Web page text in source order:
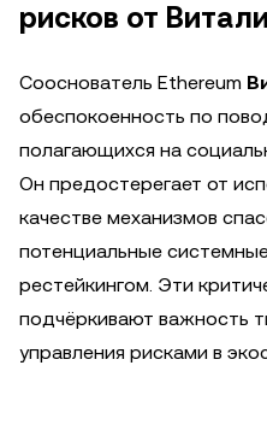
рисков от
Сооснователь Ethereum
обеспокоенность по
полагающихся на
Он предостерегает от
качестве механизмов
потенциальные
рестейкингом. Эти
подчёркивают важность
управления рисками в